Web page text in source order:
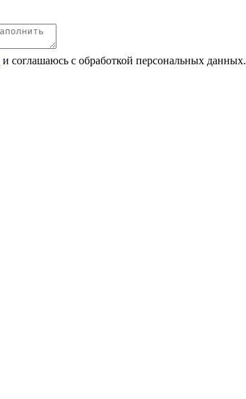
и соглашаюсь с обработкой персональных данных.